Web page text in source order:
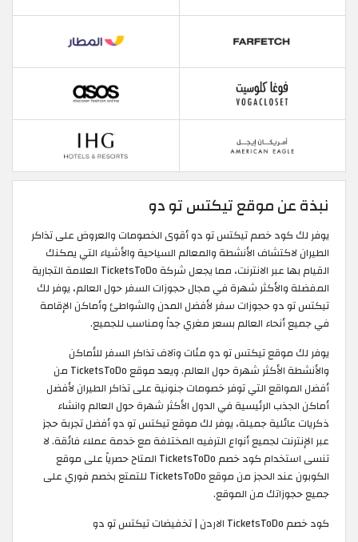
نبذة عن موقع تيكتس تو دو
يوفر لك كود خصم تيكتس تو دو أقوى الخصومات والعروض على تذاكر
الطيران لاكتشاف الأنشطة والمعالم السياحية والأشياء التي يمكنك
القيام بها عبر الانترنت، مما يجعل شركة TicketsToDo العلامة التجارية
المفضلة والأكثر شهرة في مجال حجوزات السفر حول العالم، يوفر لك
تيكتس تو دو حجوزات سفر لأفضل المدن والشواطئ وأماكن الإقامة
في جميع أنحاء العالم بسعر مغري جداً ومناسب للجميع.
يوفر لك موقع تيكتس تو دو مئات وآلاف تذاكر السفر للأماكن
والأنشطة الأكثر شهرة حول العالم. ويعد موقع TicketsToDo من
أفضل المواقع التي توفر خصومات جنونية على تذاكر الطيران لأفضل
أماكن الجذب الرئيسية في الدول الأكثر شهرة حول العالم وانشاء
ذكريات عائلية جميلة، يوفر لك موقع تيكتس تو دو أفضل تجربة حجز
عبر الإنترنت لجميع أنواع الترفيه المختلفة مع خدمة عملاء فائقة. لا
تنسى استخدام كود خصم TicketsToDo المتاح حصرياً على موقع
الكوبون عند الحجز من موقع TicketsToDo للتمتع بخصم فوري على
جميع حجوزاتك من الموقع. ​
كود خصم TicketsToDo الاردن | تخفيضات تيكتس تو دو